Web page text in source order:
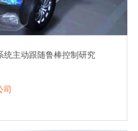
统主动跟随鲁棒控制研究
司